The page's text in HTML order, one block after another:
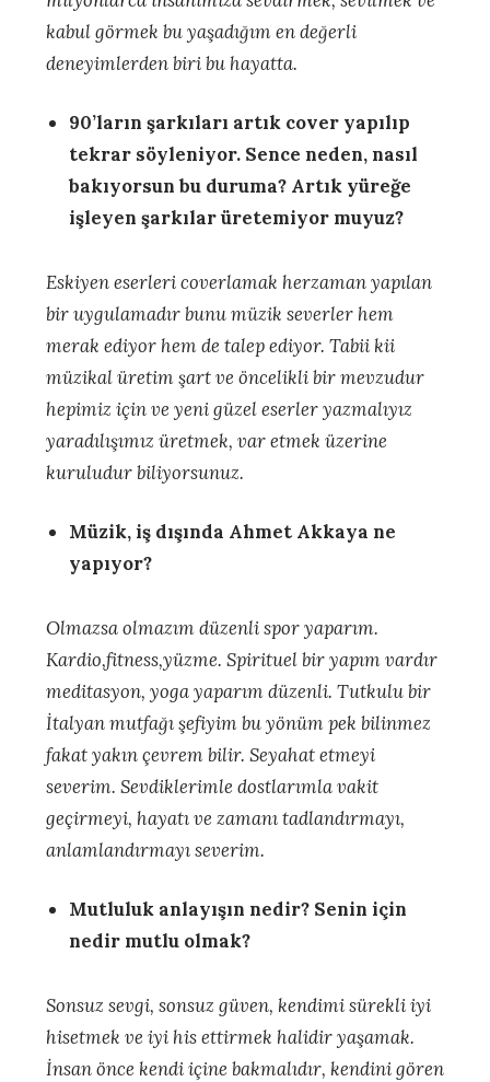
kabul görmek bu yaşadığım en değerli
deneyimlerden biri bu hayatta.
90’ların şarkıları artık cover yapılıp
tekrar söyleniyor. Sence neden, nasıl
bakıyorsun bu duruma? Artık yüreğe
işleyen şarkılar üretemiyor muyuz?
Eskiyen eserleri coverlamak herzaman yapılan
bir uygulamadır bunu müzik severler hem
merak ediyor hem de talep ediyor. Tabii kii
müzikal üretim şart ve öncelikli bir mevzudur
hepimiz için ve yeni güzel eserler yazmalıyız
yaradılışımız üretmek, var etmek üzerine
kuruludur biliyorsunuz.
Müzik, iş dışında Ahmet Akkaya ne
yapıyor?
Olmazsa olmazım düzenli spor yaparım.
Kardio,fitness,yüzme. Spirituel bir yapım vardır
meditasyon, yoga yaparım düzenli. Tutkulu bir
İtalyan mutfağı şefiyim bu yönüm pek bilinmez
fakat yakın çevrem bilir. Seyahat etmeyi
severim. Sevdiklerimle dostlarımla vakit
geçirmeyi, hayatı ve zamanı tadlandırmayı,
anlamlandırmayı severim.
Mutluluk anlayışın nedir? Senin için
nedir mutlu olmak?
Sonsuz sevgi, sonsuz güven, kendimi sürekli iyi
hisetmek ve iyi his ettirmek halidir yaşamak.
İnsan önce kendi içine bakmalıdır, kendini gören